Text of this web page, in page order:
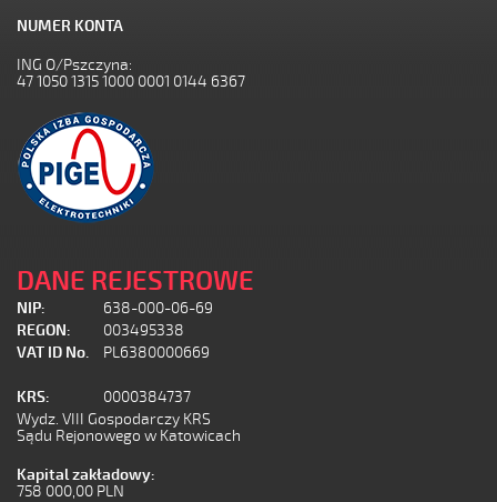
NUMER KONTA
ING O/Pszczyna:
47 1050 1315 1000 0001 0144 6367
DANE REJESTROWE
NIP:
638-000-06-69
REGON:
003495338
VAT ID No.
PL6380000669
KRS:
0000384737
Wydz. VIII Gospodarczy KRS
Sądu Rejonowego w Katowicach
Kapital zakładowy:
758 000,00 PLN